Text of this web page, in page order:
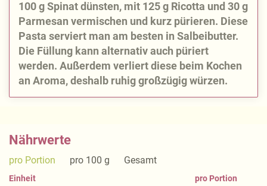
100 g Spinat dünsten, mit 125 g Ricotta und 30 g
Parmesan vermischen und kurz pürieren. Diese
Pasta serviert man am besten in Salbeibutter.
Die Füllung kann alternativ auch püriert
werden. Außerdem verliert diese beim Kochen
an Aroma, deshalb ruhig großzügig würzen.
Nährwerte
pro Portion pro 100 g Gesamt
Einheit pro Portion